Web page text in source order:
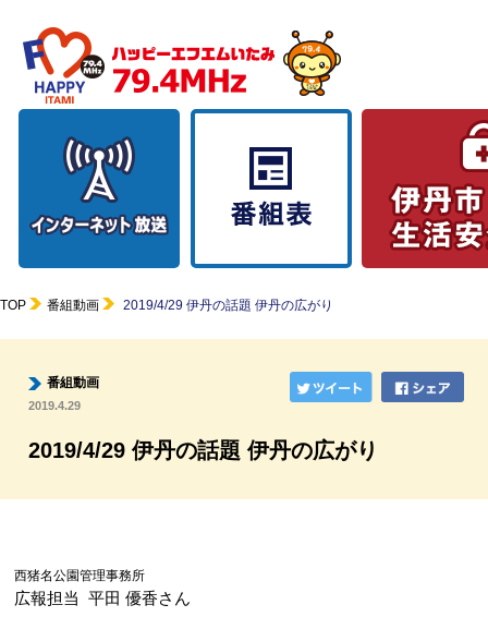
TOP 番組動画 2019/4/29 伊丹の話題 伊丹の広がり
番組動画
2019.4.29
2019/4/29 伊丹の話題 伊丹の広がり
西猪名公園管理事務所
広報担当 平田 優香さん